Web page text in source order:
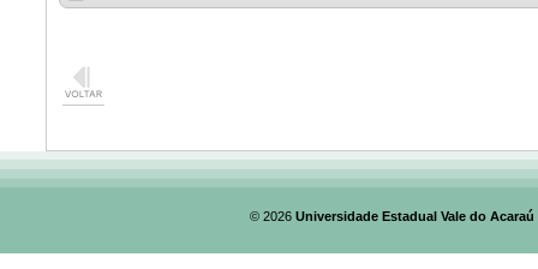
© 2026 Universidade Estadual Vale do Acaraú